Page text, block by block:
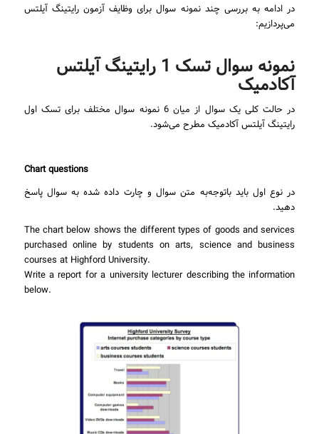
در ادامه به بررسی چند نمونه سوال برای وظایف آزمون رایتینگ آیلتس
می‌پردازیم:
نمونه سوال تسک 1 رایتینگ آیلتس
آکادمیک
در حالت کلی یک سوال از میان 6 نمونه سوال مختلف برای تسک اول
رایتینگ آیلتس آکادمیک مطرح می‌شود.
Chart questions
در نوع اول باید باتوجه‌به متن سوال و چارت داده شده به سوال پاسخ
دهید.
The chart below shows the different types of goods and services
purchased online by students on arts, science and business
courses at Highford University.
Write a report for a university lecturer describing the information
below.